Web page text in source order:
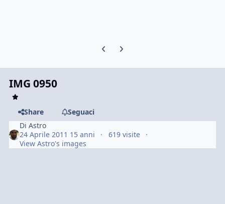
Previous carousel slide
Next carousel slide
IMG 0950
Share
Seguaci
DiAstro
24 Aprile 2011 15 anni
619 visite
View Astro's images